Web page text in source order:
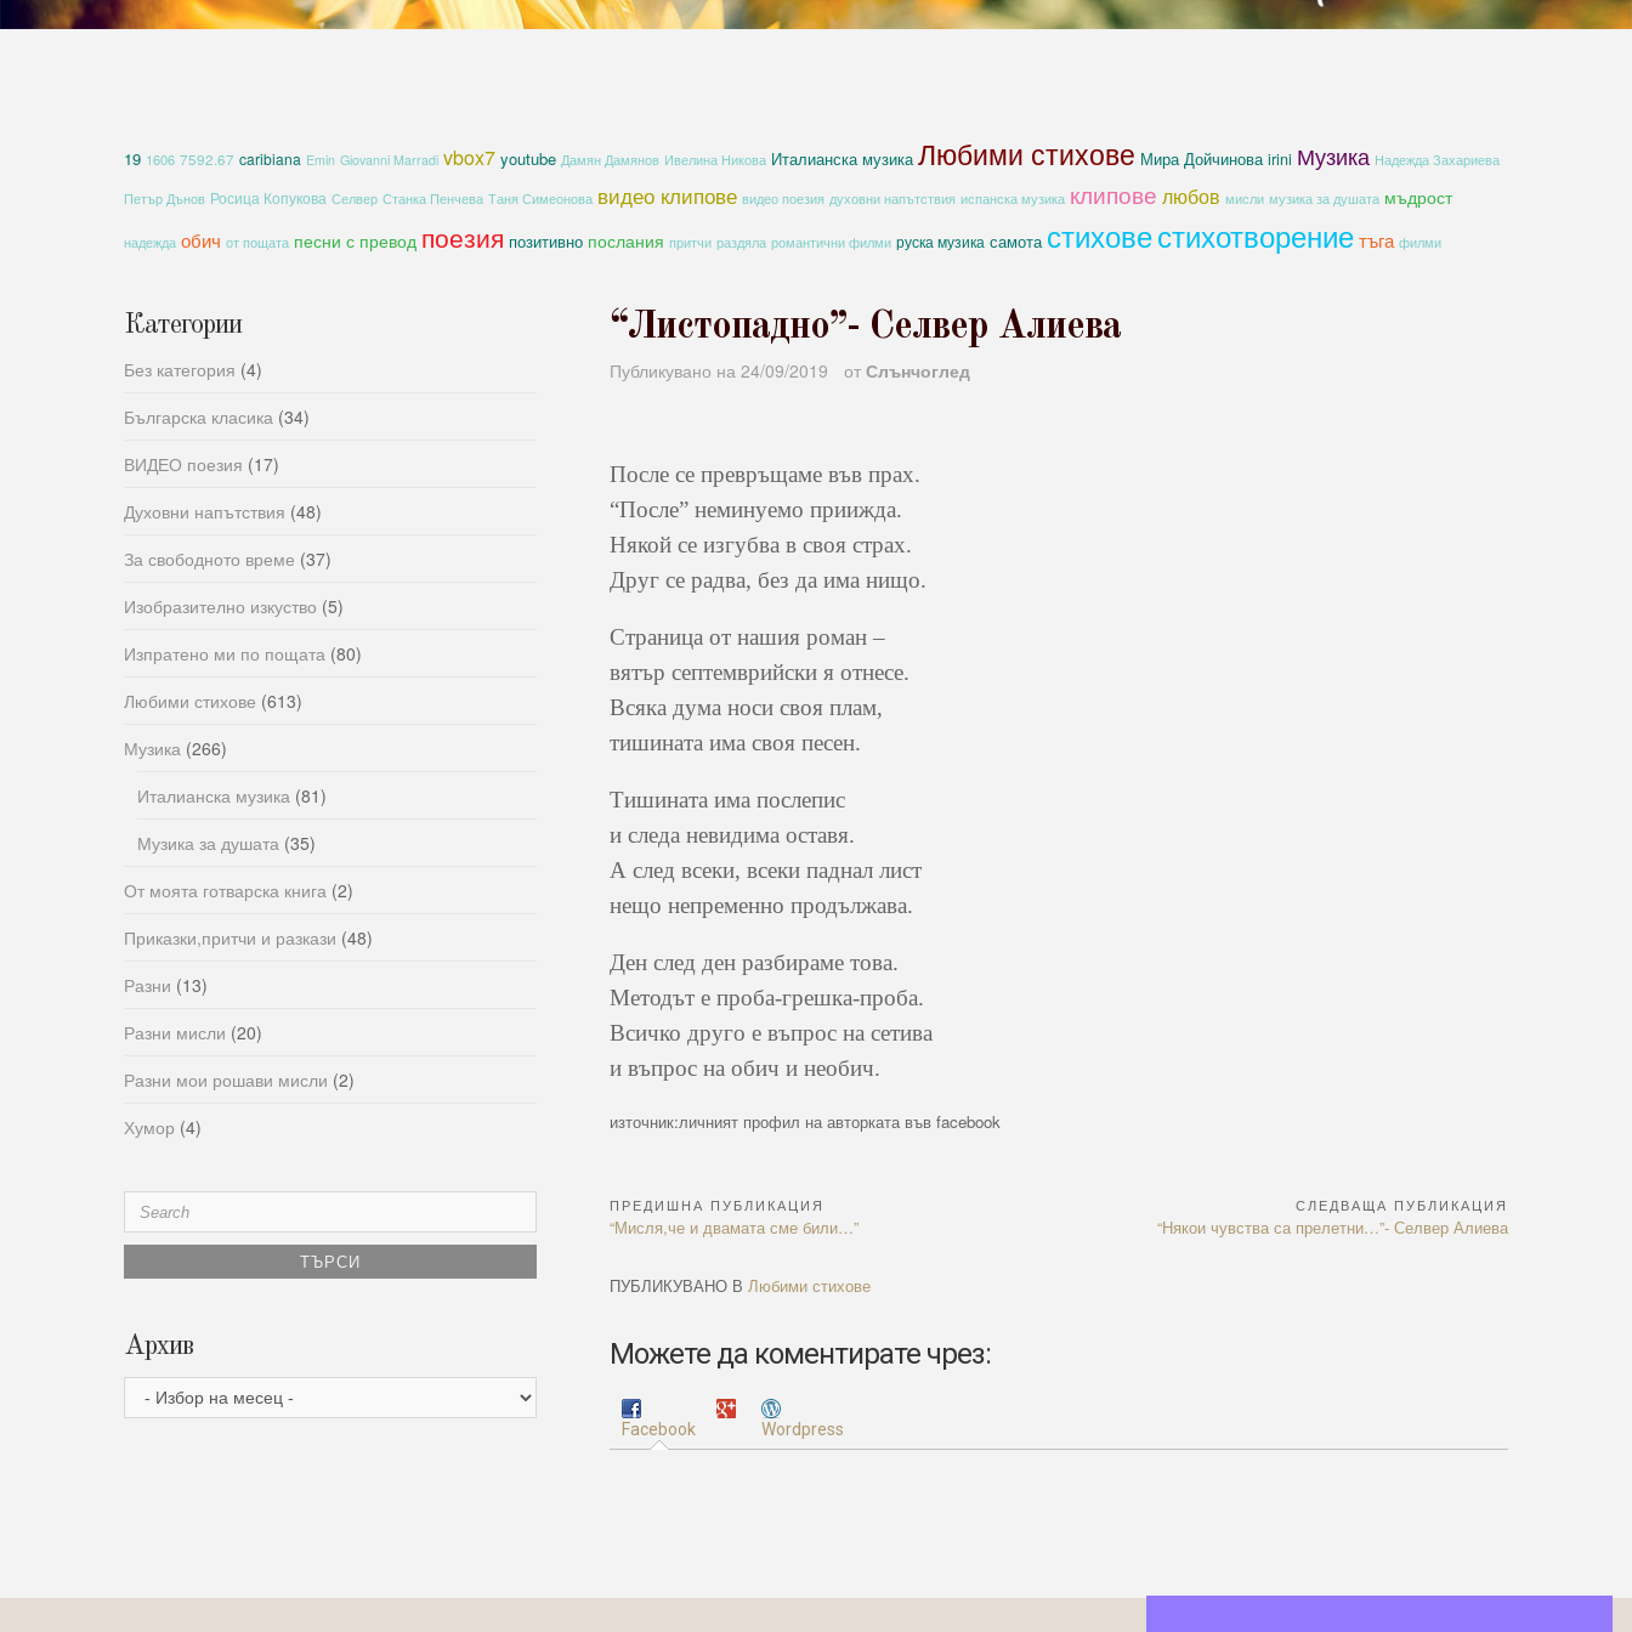
19 1606 7592.67 caribiana Emin Giovanni Marradi vbox7 youtube Дамян Дамянов Ивелина Никова Италианска музика Любими стихове Мира Дойчинова irini Музика Надежда Захариева
Петър Дънов Росица Копукова Селвер Станка Пенчева Таня Симеонова видео клипове видео поезия духовни напътствия испанска музика клипове любов мисли музика за душата мъдрост
надежда обич от пощата песни с превод поезия позитивно послания притчи раздяла романтични филми руска музика самота стиховестихотворениетъга филми
“Листопадно”- Селвер Алиева
Публикувано на 24/09/2019 от Слънчоглед
После се превръщаме във прах.
“После” неминуемо приижда.
Някой се изгубва в своя страх.
Друг се радва, без да има нищо.
Страница от нашия роман –
вятър септемврийски я отнесе.
Всяка дума носи своя плам,
тишината има своя песен.
Тишината има послепис
и следа невидима оставя.
А след всеки, всеки паднал лист
нещо непременно продължава.
Ден след ден разбираме това.
Методът е проба-грешка-проба.
Всичко друго е въпрос на сетива
и въпрос на обич и необич.
източник:личният профил на авторката във facebook
Навигация
ПРЕДИШНА ПУБЛИКАЦИЯ
Previous
“Мисля,че и двамата сме били…”
СЛЕДВАЩА ПУБЛИКАЦИЯ
Next
“Някои чувства са прелетни…”- Селвер Алиева
ПУБЛИКУВАНО В Любими стихове
Можете да коментирате чрез:
Facebook Wordpress
Категории
Без категория (4)
Българска класика (34)
ВИДЕО поезия (17)
Духовни напътствия (48)
За свободното време (37)
Изобразително изкуство (5)
Изпратено ми по пощата (80)
Любими стихове (613)
Музика (266)
Италианска музика (81)
Музика за душата (35)
От моята готварска книга (2)
Приказки,притчи и разкази (48)
Разни (13)
Разни мисли (20)
Разни мои рошави мисли (2)
Хумор (4)
Search
for:
Архив
Архив